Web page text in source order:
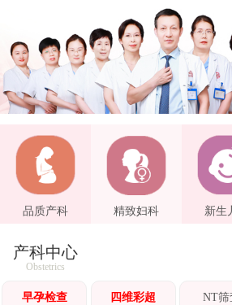
品质产科 精致妇科 新生
产科中心
Obstetrics
早孕检查 四维彩超 NT筛